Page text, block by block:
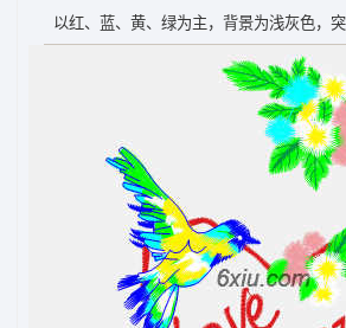
以红、蓝、黄、绿为主，背景为浅灰色，